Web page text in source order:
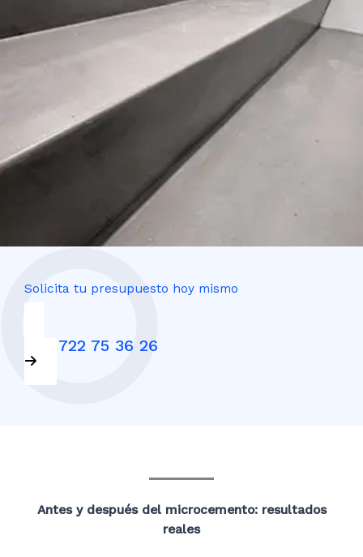
Solicita tu presupuesto hoy mismo
+34 722 75 36 26
Antes y después del microcemento: resultados
reales